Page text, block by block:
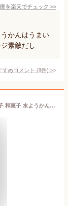
を楽天でチェック >>
かんはうまい
素敵だし
すめコメント (8件) >
日光・水ようかん＜30本入り＞ | スイーツ お菓子 和菓子 水ようかん イベント 景品 会社 職場 大量 法人 食べ物 贈り物 お中元 御中元 夏ギフト 2026 父の日 お返し プレゼント ギフト お祝い お土産 お取り寄せ